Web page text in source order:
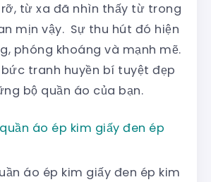
từ xa đã nhìn thấy từ trong
mịn vậy. Sự thu hút đó hiện
phóng khoáng và mạnh mẽ.
tranh huyền bí tuyệt đẹp
bộ quần áo của bạn.
áo ép kim giấy đen ép kim